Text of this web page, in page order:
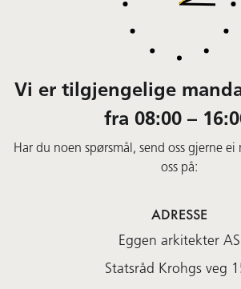
Vi er tilgjengelige
fra 08:00 –
Har du noen spørsmål, send oss gjerne
oss på:
ADRESSE
Eggen arkitekter AS
Statsråd Krohgs veg